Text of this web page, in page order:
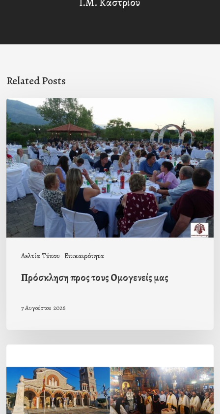
Related Posts
Δελτία Τύπου Επικαιρότητα
Πρόσκληση
προς
τους
Ομογενείς
μας
Πρόσκληση προς τους Ομογενείς μας
7 Αυγούστου 2026
εορτή
της
Μεταμορφώσεως